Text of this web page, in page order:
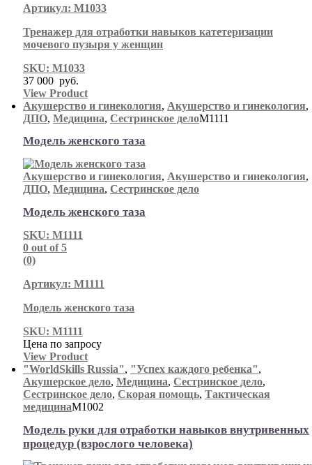
Артикул: М1033
Тренажер для отработки навыков катетеризации
мочевого пузыря у женщин
SKU: М1033
37 000 руб.
View Product
Акушерство и гинекология, Акушерство и гинекология,
ДПО, Медицина, Сестринское делоМ1111
Модель женского таза
Акушерство и гинекология, Акушерство и гинекология,
ДПО, Медицина, Сестринское дело
Модель женского таза
SKU: М1111
0 out of 5
(0)
Артикул: М1111
Модель женского таза
SKU: М1111
Цена по запросу
View Product
"WorldSkills Russia", "Успех каждого ребенка",
Акушерское дело, Медицина, Сестринское дело,
Сестринское дело, Скорая помощь, Тактическая
медицинаМ1002
Модель руки для отработки навыков внутривенных
процедур (взрослого человека)